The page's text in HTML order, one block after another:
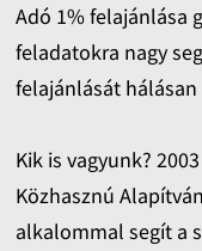
Adó 1% felajánlása
feladatokra nagy
felajánlását
Kik is vagyunk?
Közhasznú
alkalommal segít a